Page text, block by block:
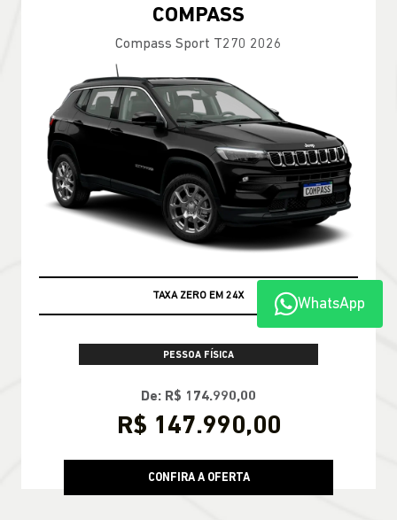
COMPASS
Compass Sport T270 2026
TAXA ZERO EM 24X
PESSOA FÍSICA
De: R$ 174.990,00
R$ 147.990,00
CONFIRA A OFERTA
WhatsApp